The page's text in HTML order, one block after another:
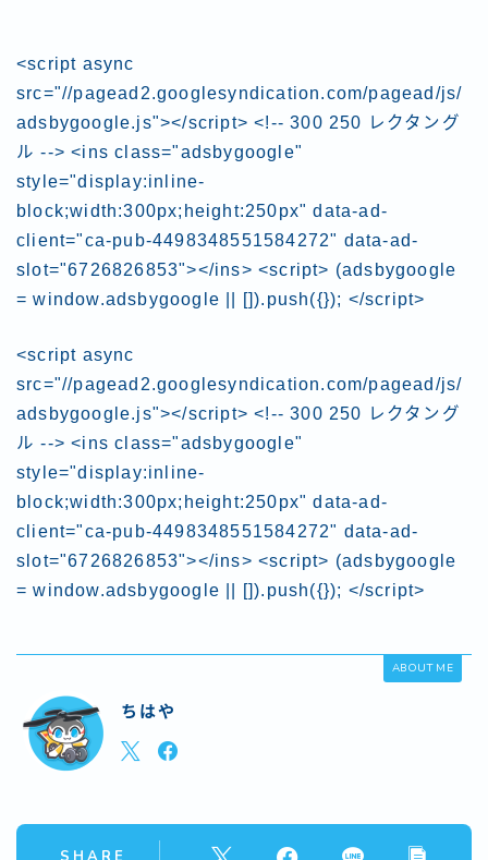
<script async
src="//pagead2.googlesyndication.com/pagead/js/
adsbygoogle.js"></script> <!-- 300 250 レクタング
ル --> <ins class="adsbygoogle"
style="display:inline-
block;width:300px;height:250px" data-ad-
client="ca-pub-4498348551584272" data-ad-
slot="6726826853"></ins> <script> (adsbygoogle
= window.adsbygoogle || []).push({}); </script>
<script async
src="//pagead2.googlesyndication.com/pagead/js/
adsbygoogle.js"></script> <!-- 300 250 レクタング
ル --> <ins class="adsbygoogle"
style="display:inline-
block;width:300px;height:250px" data-ad-
client="ca-pub-4498348551584272" data-ad-
slot="6726826853"></ins> <script> (adsbygoogle
= window.adsbygoogle || []).push({}); </script>
ABOUT ME
ちはや